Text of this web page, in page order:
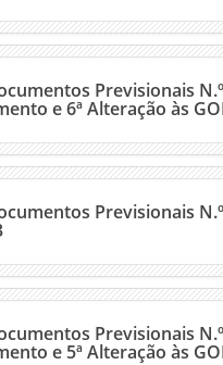
Previsionais
e 6ª Alteração às
Previsionais
Previsionais
e 5ª Alteração às